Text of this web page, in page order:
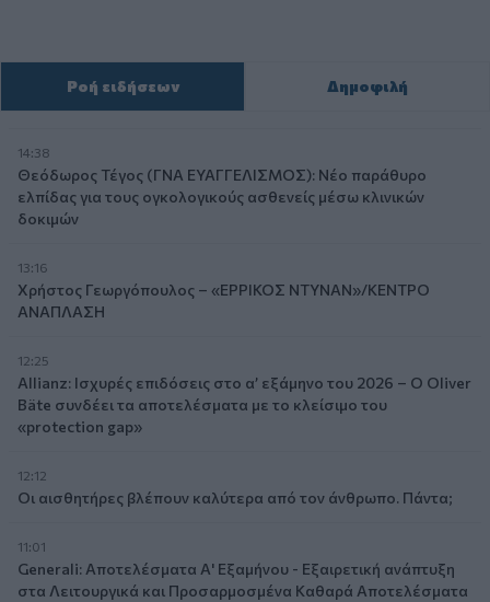
Ροή ειδήσεων Δημοφιλή
14:38
Θεόδωρος Τέγος (ΓΝΑ ΕΥΑΓΓΕΛΙΣΜΟΣ): Νέο παράθυρο
ελπίδας για τους ογκολογικούς ασθενείς μέσω κλινικών
δοκιμών
13:16
Χρήστος Γεωργόπουλος – «ΕΡΡΙΚΟΣ ΝΤΥΝΑΝ»/ΚΕΝΤΡΟ
ΑΝΑΠΛΑΣΗ
12:25
Allianz: Ισχυρές επιδόσεις στο α’ εξάμηνο του 2026 – Ο Oliver
Bäte συνδέει τα αποτελέσματα με το κλείσιμο του
«protection gap»
12:12
Οι αισθητήρες βλέπουν καλύτερα από τον άνθρωπο. Πάντα;
11:01
Generali: Αποτελέσματα Α' Εξαμήνου - Εξαιρετική ανάπτυξη
στα Λειτουργικά και Προσαρμοσμένα Καθαρά Αποτελέσματα